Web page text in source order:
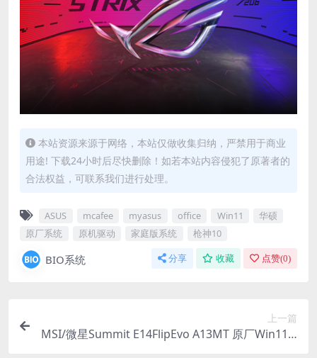
本站资源来源于网络，本站仅做收集归纳，严禁用于商业
用途! 下载24小时后尽快删除！如若本站内容侵犯了原著者的
合法权益，可联系我们进行处理。
ASUS mcafee myasus office Win11
华硕
原厂系统
原机驱动 家庭版系统 枪神10
BIO系统 分享 收藏 点赞(0)
上一篇
MSI/微星Summit E14FlipEvo A13MT 原厂Win11 2